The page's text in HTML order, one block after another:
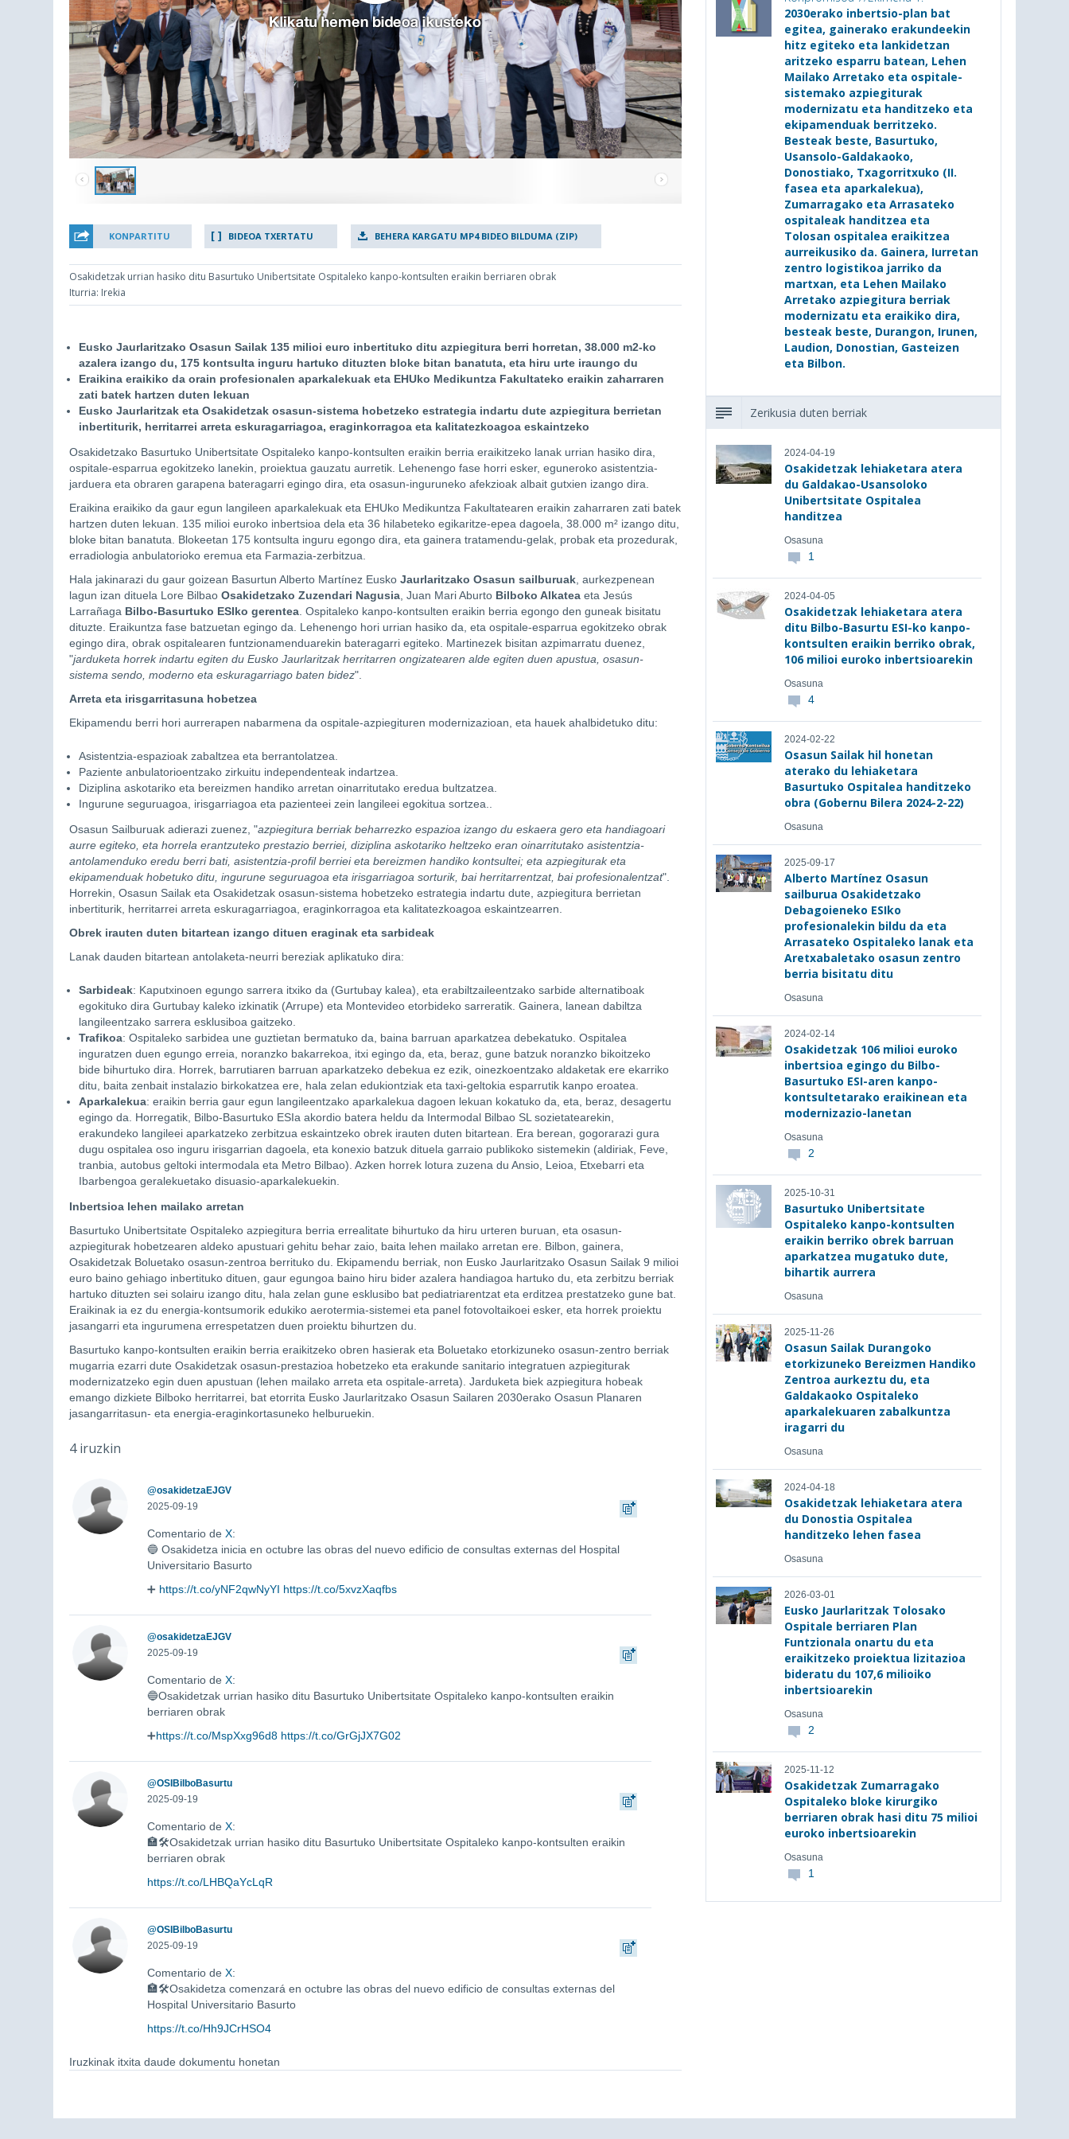
KONPARTITU BIDEOA TXERTATU BEHERA KARGATU MP4 BIDEO BILDUMA (ZIP)
Osakidetzak urrian hasiko ditu Basurtuko Unibertsitate Ospitaleko kanpo-kontsulten eraikin berriaren obrak
Iturria: Irekia
Eusko Jaurlaritzako Osasun Sailak 135 milioi euro inbertituko ditu azpiegitura berri horretan, 38.000 m2-ko
azalera izango du, 175 kontsulta inguru hartuko dituzten bloke bitan banatuta, eta hiru urte iraungo du
Eraikina eraikiko da orain profesionalen aparkalekuak eta EHUko Medikuntza Fakultateko eraikin zaharraren
zati batek hartzen duten lekuan
Eusko Jaurlaritzak eta Osakidetzak osasun-sistema hobetzeko estrategia indartu dute azpiegitura berrietan
inbertiturik, herritarrei arreta eskuragarriagoa, eraginkorragoa eta kalitatezkoagoa eskaintzeko
Osakidetzako Basurtuko Unibertsitate Ospitaleko kanpo-kontsulten eraikin berria eraikitzeko lanak urrian hasiko dira,
ospitale-esparrua egokitzeko lanekin, proiektua gauzatu aurretik. Lehenengo fase horri esker, eguneroko asistentzia-
jarduera eta obraren garapena bateragarri egingo dira, eta osasun-inguruneko afekzioak albait gutxien izango dira.
Eraikina eraikiko da gaur egun langileen aparkalekuak eta EHUko Medikuntza Fakultatearen eraikin zaharraren zati batek
hartzen duten lekuan. 135 milioi euroko inbertsioa dela eta 36 hilabeteko egikaritze-epea dagoela, 38.000 m² izango ditu,
bloke bitan banatuta. Blokeetan 175 kontsulta inguru egongo dira, eta gainera tratamendu-gelak, probak eta prozedurak,
erradiologia anbulatorioko eremua eta Farmazia-zerbitzua.
Hala jakinarazi du gaur goizean Basurtun Alberto Martínez Eusko Jaurlaritzako Osasun sailburuak , aurkezpenean
lagun izan dituela Lore Bilbao Osakidetzako Zuzendari Nagusia , Juan Mari Aburto Bilboko Alkatea eta Jesús
Larrañaga Bilbo-Basurtuko ESIko gerentea . Ospitaleko kanpo-kontsulten eraikin berria egongo den guneak bisitatu
dituzte. Eraikuntza fase batzuetan egingo da. Lehenengo hori urrian hasiko da, eta ospitale-esparrua egokitzeko obrak
egingo dira, obrak ospitalearen funtzionamenduarekin bateragarri egiteko. Martinezek bisitan azpimarratu duenez,
"jarduketa horrek indartu egiten du Eusko Jaurlaritzak herritarren ongizatearen alde egiten duen apustua, osasun-
sistema sendo, moderno eta eskuragarriago baten bidez".
Arreta eta irisgarritasuna hobetzea
Ekipamendu berri hori aurrerapen nabarmena da ospitale-azpiegituren modernizazioan, eta hauek ahalbidetuko ditu:
Asistentzia-espazioak zabaltzea eta berrantolatzea.
Paziente anbulatorioentzako zirkuitu independenteak indartzea.
Diziplina askotariko eta bereizmen handiko arretan oinarritutako eredua bultzatzea.
Ingurune seguruagoa, irisgarriagoa eta pazienteei zein langileei egokitua sortzea..
Osasun Sailburuak adierazi zuenez, "azpiegitura berriak beharrezko espazioa izango du eskaera gero eta handiagoari
aurre egiteko, eta horrela erantzuteko prestazio berriei, diziplina askotariko heltzeko eran oinarritutako asistentzia-
antolamenduko eredu berri bati, asistentzia-profil berriei eta bereizmen handiko kontsultei; eta azpiegiturak eta
ekipamenduak hobetuko ditu, ingurune seguruagoa eta irisgarriagoa sorturik, bai herritarrentzat, bai profesionalentzat".
Horrekin, Osasun Sailak eta Osakidetzak osasun-sistema hobetzeko estrategia indartu dute, azpiegitura berrietan
inbertiturik, herritarrei arreta eskuragarriagoa, eraginkorragoa eta kalitatezkoagoa eskaintzearren.
Obrek irauten duten bitartean izango dituen eraginak eta sarbideak
Lanak dauden bitartean antolaketa-neurri bereziak aplikatuko dira:
Sarbideak: Kaputxinoen egungo sarrera itxiko da (Gurtubay kalea), eta erabiltzaileentzako sarbide alternatiboak
egokituko dira Gurtubay kaleko izkinatik (Arrupe) eta Montevideo etorbideko sarreratik. Gainera, lanean dabiltza
langileentzako sarrera esklusiboa gaitzeko.
Trafikoa: Ospitaleko sarbidea une guztietan bermatuko da, baina barruan aparkatzea debekatuko. Ospitalea
inguratzen duen egungo erreia, noranzko bakarrekoa, itxi egingo da, eta, beraz, gune batzuk noranzko bikoitzeko
bide bihurtuko dira. Horrek, barrutiaren barruan aparkatzeko debekua ez ezik, oinezkoentzako aldaketak ere ekarriko
ditu, baita zenbait instalazio birkokatzea ere, hala zelan edukiontziak eta taxi-geltokia esparrutik kanpo eroatea.
Aparkalekua: eraikin berria gaur egun langileentzako aparkalekua dagoen lekuan kokatuko da, eta, beraz, desagertu
egingo da. Horregatik, Bilbo-Basurtuko ESIa akordio batera heldu da Intermodal Bilbao SL sozietatearekin,
erakundeko langileei aparkatzeko zerbitzua eskaintzeko obrek irauten duten bitartean. Era berean, gogorarazi gura
dugu ospitalea oso inguru irisgarrian dagoela, eta konexio batzuk dituela garraio publikoko sistemekin (aldiriak, Feve,
tranbia, autobus geltoki intermodala eta Metro Bilbao). Azken horrek lotura zuzena du Ansio, Leioa, Etxebarri eta
Ibarbengoa geralekuetako disuasio-aparkalekuekin.
Inbertsioa lehen mailako arretan
Basurtuko Unibertsitate Ospitaleko azpiegitura berria errealitate bihurtuko da hiru urteren buruan, eta osasun-
azpiegiturak hobetzearen aldeko apustuari gehitu behar zaio, baita lehen mailako arretan ere. Bilbon, gainera,
Osakidetzak Boluetako osasun-zentroa berrituko du. Ekipamendu berriak, non Eusko Jaurlaritzako Osasun Sailak 9 milioi
euro baino gehiago inbertituko dituen, gaur egungoa baino hiru bider azalera handiagoa hartuko du, eta zerbitzu berriak
hartuko dituzten sei solairu izango ditu, hala zelan gune esklusibo bat pediatriarentzat eta erditzea prestatzeko gune bat.
Eraikinak ia ez du energia-kontsumorik edukiko aerotermia-sistemei eta panel fotovoltaikoei esker, eta horrek proiektu
jasangarri eta ingurumena errespetatzen duen proiektu bihurtzen du.
Basurtuko kanpo-kontsulten eraikin berria eraikitzeko obren hasierak eta Boluetako etorkizuneko osasun-zentro berriak
mugarria ezarri dute Osakidetzak osasun-prestazioa hobetzeko eta erakunde sanitario integratuen azpiegiturak
modernizatzeko egin duen apustuan (lehen mailako arreta eta ospitale-arreta). Jarduketa biek azpiegitura hobeak
emango dizkiete Bilboko herritarrei, bat etorrita Eusko Jaurlaritzako Osasun Sailaren 2030erako Osasun Planaren
jasangarritasun- eta energia-eraginkortasuneko helburuekin.
4 iruzkin
@osakidetzaEJGV
2025-09-19
Comentario deX:
🔵 Osakidetza inicia en octubre las obras del nuevo edificio de consultas externas del Hospital
Universitario Basurto
➕ https://t.co/yNF2qwNyYI https://t.co/5xvzXaqfbs
@osakidetzaEJGV
2025-09-19
Comentario deX:
🔵Osakidetzak urrian hasiko ditu Basurtuko Unibertsitate Ospitaleko kanpo-kontsulten eraikin
berriaren obrak
➕https://t.co/MspXxg96d8 https://t.co/GrGjJX7G02
@OSIBilboBasurtu
2025-09-19
Comentario deX:
🏣🛠️Osakidetzak urrian hasiko ditu Basurtuko Unibertsitate Ospitaleko kanpo-kontsulten eraikin
berriaren obrak
https://t.co/LHBQaYcLqR
@OSIBilboBasurtu
2025-09-19
Comentario deX:
🏣🛠️Osakidetza comenzará en octubre las obras del nuevo edificio de consultas externas del
Hospital Universitario Basurto
https://t.co/Hh9JCrHSO4
Iruzkinak itxita daude dokumentu honetan
2030erako inbertsio-plan bat
egitea, gainerako erakundeekin
hitz egiteko eta lankidetzan
aritzeko esparru batean, Lehen
Mailako Arretako eta ospitale-
sistemako azpiegiturak
modernizatu eta handitzeko eta
ekipamenduak berritzeko.
Besteak beste, Basurtuko,
Usansolo-Galdakaoko,
Donostiako, Txagorritxuko (II.
fasea eta aparkalekua),
Zumarragako eta Arrasateko
ospitaleak handitzea eta
Tolosan ospitalea eraikitzea
aurreikusiko da. Gainera, Iurretan
zentro logistikoa jarriko da
martxan, eta Lehen Mailako
Arretako azpiegitura berriak
modernizatu eta eraikiko dira,
besteak beste, Durangon, Irunen,
Laudion, Donostian, Gasteizen
eta Bilbon.
Zerikusia duten berriak
2024-04-19
Osakidetzak lehiaketara atera
du Galdakao-Usansoloko
Unibertsitate Ospitalea
handitzea
Osasuna
1
2024-04-05
Osakidetzak lehiaketara atera
ditu Bilbo-Basurtu ESI-ko kanpo-
kontsulten eraikin berriko obrak,
106 milioi euroko inbertsioarekin
Osasuna
4
2024-02-22
Osasun Sailak hil honetan
aterako du lehiaketara
Basurtuko Ospitalea handitzeko
obra (Gobernu Bilera 2024-2-22)
Osasuna
2025-09-17
Alberto Martínez Osasun
sailburua Osakidetzako
Debagoieneko ESIko
profesionalekin bildu da eta
Arrasateko Ospitaleko lanak eta
Aretxabaletako osasun zentro
berria bisitatu ditu
Osasuna
2024-02-14
Osakidetzak 106 milioi euroko
inbertsioa egingo du Bilbo-
Basurtuko ESI-aren kanpo-
kontsultetarako eraikinean eta
modernizazio-lanetan
Osasuna
2
2025-10-31
Basurtuko Unibertsitate
Ospitaleko kanpo-kontsulten
eraikin berriko obrek barruan
aparkatzea mugatuko dute,
bihartik aurrera
Osasuna
2025-11-26
Osasun Sailak Durangoko
etorkizuneko Bereizmen Handiko
Zentroa aurkeztu du, eta
Galdakaoko Ospitaleko
aparkalekuaren zabalkuntza
iragarri du
Osasuna
2024-04-18
Osakidetzak lehiaketara atera
du Donostia Ospitalea
handitzeko lehen fasea
Osasuna
2026-03-01
Eusko Jaurlaritzak Tolosako
Ospitale berriaren Plan
Funtzionala onartu du eta
eraikitzeko proiektua lizitazioa
bideratu du 107,6 milioiko
inbertsioarekin
Osasuna
2
2025-11-12
Osakidetzak Zumarragako
Ospitaleko bloke kirurgiko
berriaren obrak hasi ditu 75 milioi
euroko inbertsioarekin
Osasuna
1